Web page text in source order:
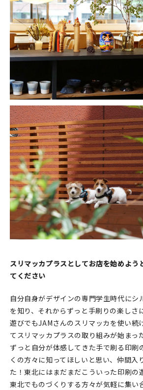
スリマッカプラスとしてお店を始めよう
てください
自分自身がデザインの専門学生時代にシ
を知り、それからずっと手刷りの楽しさ
遊びでもJAMさんのスリマッカを使い続
てスリマッカプラスの取り組みが始まっ
ずっと自分が体感してきた手で刷る印刷
くの方々に知ってほしいと思い、仲間入
た！東北にはまだまだこういった印刷の
東北でものづくりする方々が気軽に集い